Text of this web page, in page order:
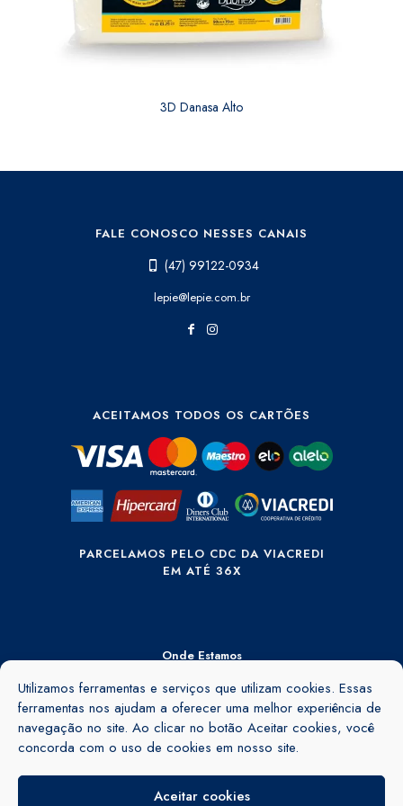
Utilizamos ferramentas e serviços que utilizam cookies. Essas
ferramentas nos ajudam a oferecer uma melhor experiência de
navegação no site. Ao clicar no botão Aceitar cookies, você
concorda com o uso de cookies em nosso site.
Aceitar cookies
3D Danasa Alto
FALE CONOSCO NESSES CANAIS
(47) 99122-0934
lepie@lepie.com.br
ACEITAMOS TODOS OS CARTÕES
PARCELAMOS PELO CDC DA VIACREDI
EM ATÉ 36X
Onde Estamos
Rua Ângelo Rubini, 895 - Barra do Rio Cerro - Jaraguá do Sul - SC -
89260-155
Ver no mapa